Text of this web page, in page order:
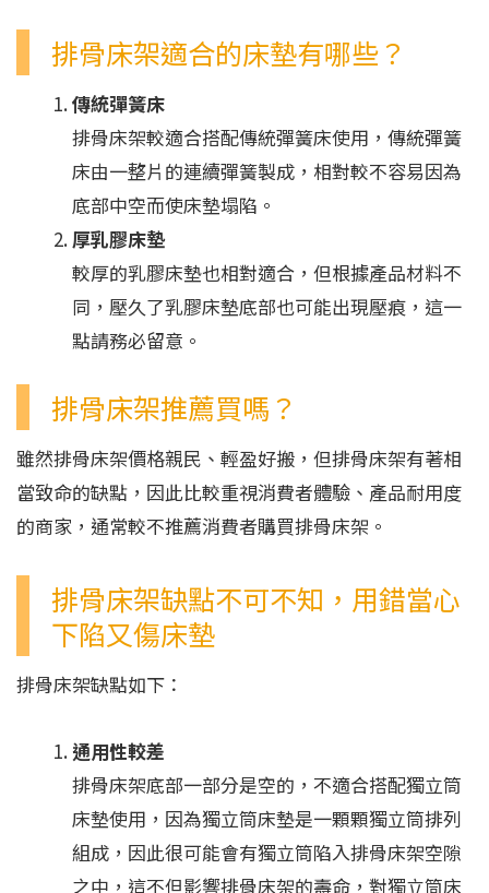
排骨床架適合的床墊有哪些？
傳統彈簧床
排骨床架較適合搭配傳統彈簧床使用，傳統彈簧
床由一整片的連續彈簧製成，相對較不容易因為
底部中空而使床墊塌陷。
厚乳膠床墊
較厚的乳膠床墊也相對適合，但根據產品材料不
同，壓久了乳膠床墊底部也可能出現壓痕，這一
點請務必留意。
排骨床架推薦買嗎？
雖然排骨床架價格親民、輕盈好搬，但排骨床架有著相
當致命的缺點，因此比較重視消費者體驗、產品耐用度
的商家，通常較不推薦消費者購買排骨床架。
排骨床架缺點不可不知，用錯當心
下陷又傷床墊
排骨床架缺點如下：
通用性較差
排骨床架底部一部分是空的，不適合搭配獨立筒
床墊使用，因為獨立筒床墊是一顆顆獨立筒排列
組成，因此很可能會有獨立筒陷入排骨床架空隙
之中，這不但影響排骨床架的壽命，對獨立筒床